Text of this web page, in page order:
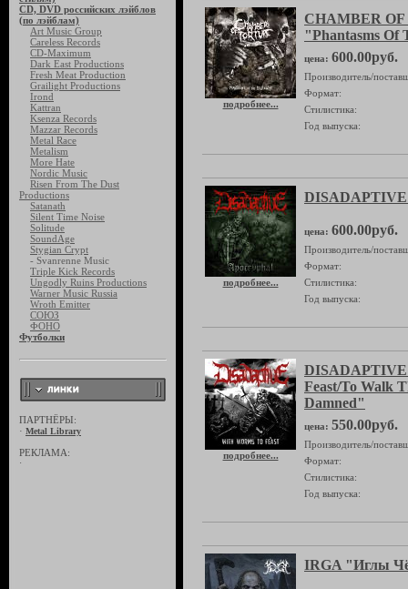
CD, DVD российских лэйблов
(по лэйблам)
Art Music Group
Careless Records
CD-Maximum
Dark East Productions
Fresh Meat Production
Grailight Productions
Irond
Kattran
Ksenza Records
Mazzar Records
Metal Race
Metalism
More Hate
Nordic Music
Risen From The Dust
Productions
Satanath
Silent Time Noise
Solitude
SoundAge
Stygian Crypt
- Svanrenne Music
Triple Kick Records
Ungodly Ruins Productions
Warner Music Russia
Wroth Emitter
СОЮЗ
ФОНО
Футболки
ПАРТНЁРЫ:
· Metal Library
РЕКЛАМА:
·
подробнее...
CHAMBER
"Phantasms Of
цена: 600.00руб.
Производитель/
Формат:
Стилистика:
Год выпуска:
подробнее...
цена: 600.00руб.
Производитель/
Формат:
Стилистика:
Год выпуска:
подробнее...
Feast/To Walk
Damned"
цена: 550.00руб.
Производитель/
Формат:
Стилистика:
Год выпуска:
IRGA "Иглы